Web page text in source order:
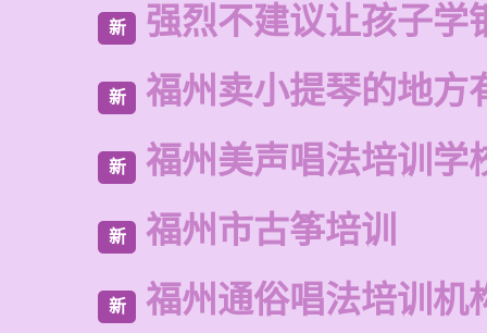
新 强烈不建议让孩子学
新 福州卖小提琴的地方
新 福州美声唱法培训学
新 福州市古筝培训
新 福州通俗唱法培训机